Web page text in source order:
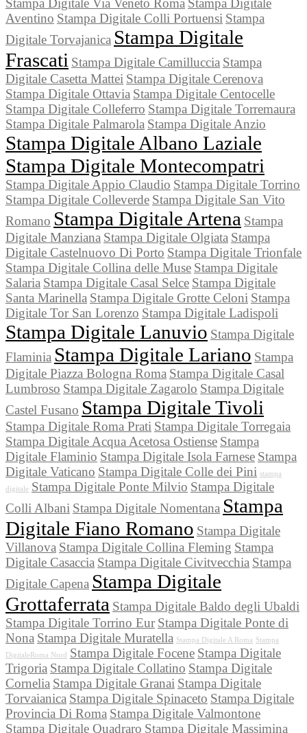
Stampa Digitale Via Veneto Roma Stampa Digitale
Aventino Stampa Digitale Colli Portuensi Stampa
Digitale Torvajanica Stampa Digitale
Frascati Stampa Digitale Camilluccia Stampa
Digitale Casetta Mattei Stampa Digitale Cerenova
Stampa Digitale Ottavia Stampa Digitale Centocelle
Stampa Digitale Colleferro Stampa Digitale Torremaura
Stampa Digitale Palmarola Stampa Digitale Anzio
Stampa Digitale Albano Laziale
Stampa Digitale Montecompatri
Stampa Digitale Appio Claudio Stampa Digitale Torrino
Stampa Digitale Colleverde Stampa Digitale San Vito
Romano Stampa Digitale Artena Stampa
Digitale Manziana Stampa Digitale Olgiata Stampa
Digitale Castelnuovo Di Porto Stampa Digitale Trionfale
Stampa Digitale Collina delle Muse Stampa Digitale
Salaria Stampa Digitale Casal Selce Stampa Digitale
Santa Marinella Stampa Digitale Grotte Celoni Stampa
Digitale Tor San Lorenzo Stampa Digitale Ladispoli
Stampa Digitale Lanuvio Stampa Digitale
Flaminia Stampa Digitale Lariano Stampa
Digitale Piazza Bologna Roma Stampa Digitale Casal
Lumbroso Stampa Digitale Zagarolo Stampa Digitale
Castel Fusano Stampa Digitale Tivoli
Stampa Digitale Roma Prati Stampa Digitale Torregaia
Stampa Digitale Acqua Acetosa Ostiense Stampa
Digitale Flaminio Stampa Digitale Isola Farnese Stampa
Digitale Vaticano Stampa Digitale Colle dei Pini stampa
digitale Stampa Digitale Ponte Milvio Stampa Digitale
Colli Albani Stampa Digitale Nomentana Stampa
Digitale Fiano Romano Stampa Digitale
Villanova Stampa Digitale Collina Fleming Stampa
Digitale Casaccia Stampa Digitale Civitvecchia Stampa
Digitale Capena Stampa Digitale
Grottaferrata Stampa Digitale Baldo degli Ubaldi
Stampa Digitale Torrino Eur Stampa Digitale Ponte di
Nona Stampa Digitale Muratella Stampa Digitale A Roma Stampa
DigitaleRoma Nord
Stampa Digitale Focene Stampa Digitale
Trigoria Stampa Digitale Collatino Stampa Digitale
Cornelia Stampa Digitale Granai Stampa Digitale
Torvaianica Stampa Digitale Spinaceto Stampa Digitale
Provincia Di Roma Stampa Digitale Valmontone
Stampa Digitale Quadraro Stampa Digitale Massimina